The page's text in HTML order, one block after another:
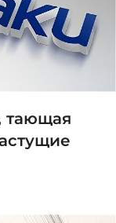
тающая